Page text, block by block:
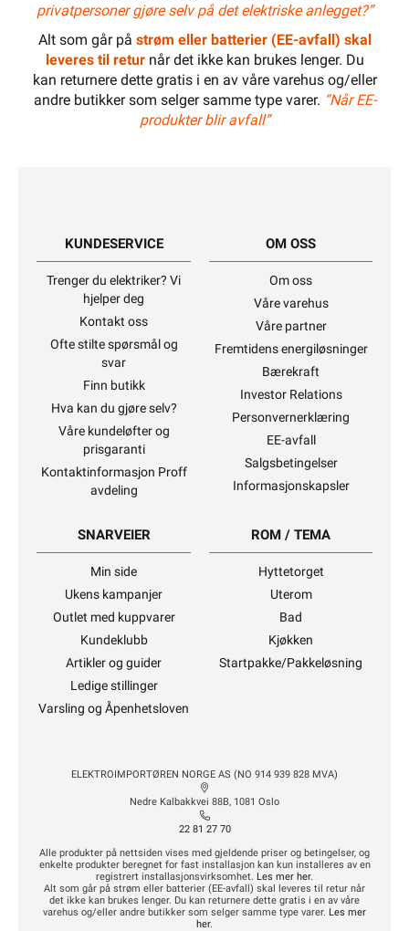
privatpersoner gjøre selv på det elektriske anlegget?”
Alt som går på strøm eller batterier (EE-avfall) skal
leveres til returnår det ikke kan brukes lenger. Du
kan returnere dette gratis i en av våre varehus og/eller
andre butikker som selger samme type varer. “Når EE-
produkter blir avfall”
KUNDESERVICE
Trenger du elektriker? Vi
hjelper deg
Kontakt oss
Ofte stilte spørsmål og
svar
Finn butikk
Hva kan du gjøre selv?
Våre kundeløfter og
prisgaranti
Kontaktinformasjon Proff
avdeling
OM OSS
Om oss
Våre varehus
Våre partner
Fremtidens energiløsninger
Bærekraft
Investor Relations
Personvernerklæring
EE-avfall
Salgsbetingelser
Informasjonskapsler
SNARVEIER
Min side
Ukens kampanjer
Outlet med kuppvarer
Kundeklubb
Artikler og guider
Ledige stillinger
Varsling og Åpenhetsloven
ROM / TEMA
Hyttetorget
Uterom
Bad
Kjøkken
Startpakke/Pakkeløsning
ELEKTROIMPORTØREN NORGE AS (NO 914 939 828 MVA)
Nedre Kalbakkvei 88B, 1081 Oslo
22 81 27 70
Alle produkter på nettsiden vises med gjeldende priser og betingelser, og
enkelte produkter beregnet for fast installasjon kan kun installeres av en
registrert installasjonsvirksomhet. Les mer her.
Alt som går på strøm eller batterier (EE-avfall) skal leveres til retur når
det ikke kan brukes lenger. Du kan returnere dette gratis i en av våre
varehus og/eller andre butikker som selger samme type varer. Les mer
her.